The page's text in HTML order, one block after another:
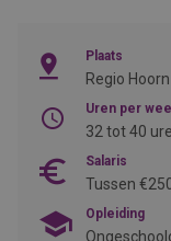
Plaats
Regio Hoorn
Uren per
32 tot 40
Salaris
Tussen
Opleiding